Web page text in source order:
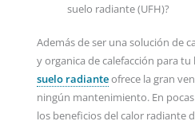
suelo radiante (UFH)?
Además de ser una solución de
y organica de calefacción para tu
suelo radianteofrece la gran
ningún mantenimiento. En
los beneficios del calor radiante